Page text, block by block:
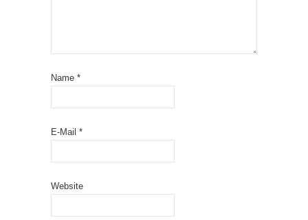
Name *
E-Mail *
Website